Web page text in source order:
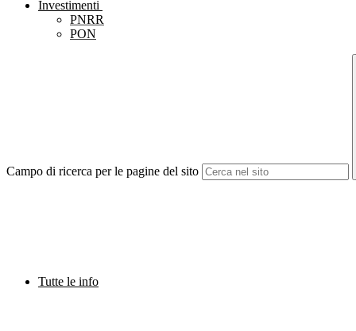
Investimenti
PNRR
PON
Campo di ricerca per le pagine del sito
Tutte le info